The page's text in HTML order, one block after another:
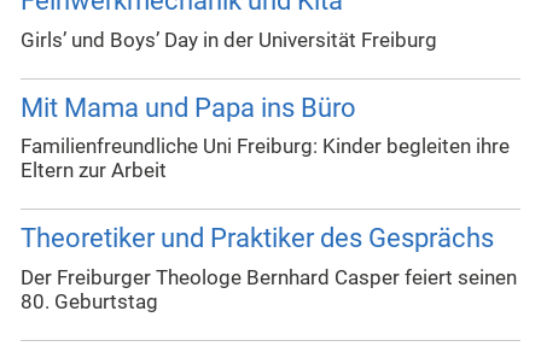
Girls’ und Boys’ Day in der Universität Freiburg
Mit Mama und Papa ins Büro
Familienfreundliche Uni Freiburg: Kinder begleiten ihre
Eltern zur Arbeit
Theoretiker und Praktiker des Gesprächs
Der Freiburger Theologe Bernhard Casper feiert seinen
80. Geburtstag